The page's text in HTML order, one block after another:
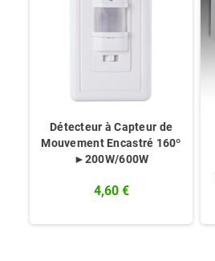
Détecteur à Capteur de
Mouvement Encastré 160º
►200W/600W
4,60 €